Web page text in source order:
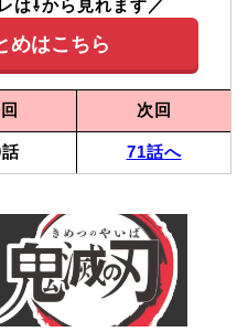
は⇩から見れます／
めはこちら
次回
71話へ